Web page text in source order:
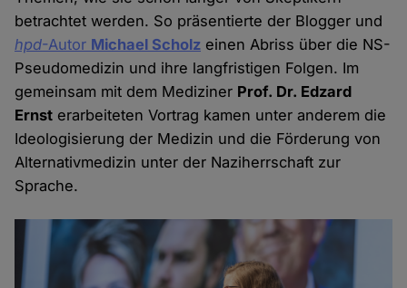
betrachtet werden. So präsentierte der Blogger und
hpd-Autor Michael Scholz einen Abriss über die NS-
Pseudomedizin und ihre langfristigen Folgen. Im
gemeinsam mit dem Mediziner Prof. Dr. Edzard
Ernst erarbeiteten Vortrag kamen unter anderem die
Ideologisierung der Medizin und die Förderung von
Alternativmedizin unter der Naziherrschaft zur
Sprache.